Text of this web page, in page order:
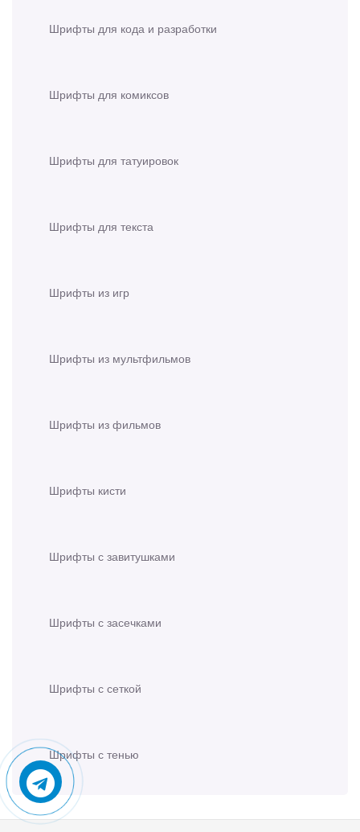
Шрифты для кода и разработки
Шрифты для комиксов
Шрифты для татуировок
Шрифты для текста
Шрифты из игр
Шрифты из мультфильмов
Шрифты из фильмов
Шрифты кисти
Шрифты с завитушками
Шрифты с засечками
Шрифты с сеткой
Шрифты с тенью